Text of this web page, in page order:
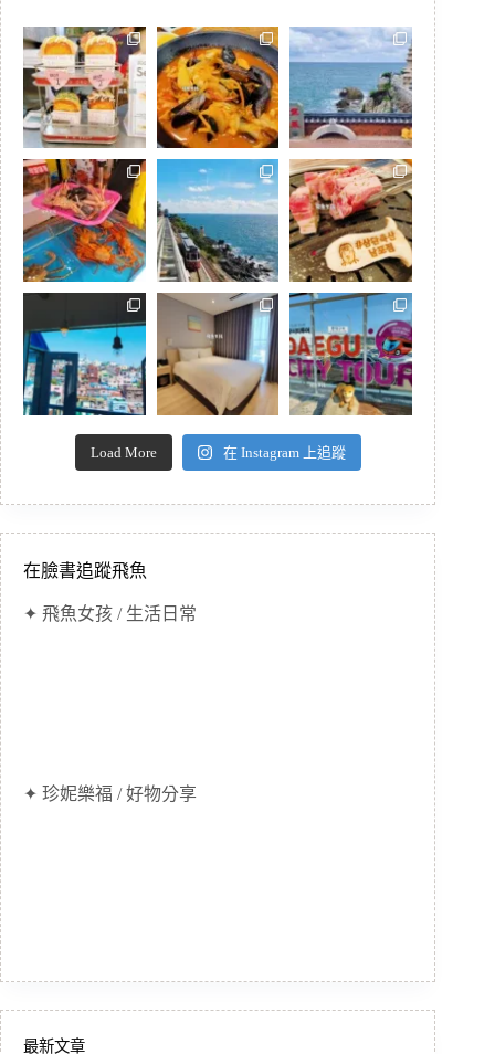
Load More 在 Instagram 上追蹤
在臉書追蹤飛魚
✦ 飛魚女孩 / 生活日常
✦ 珍妮樂福 / 好物分享
最新文章